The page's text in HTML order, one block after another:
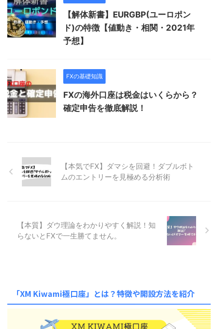
【解体新書】EURGBP(ユーロポン
ド)の特徴【値動き・相関・2021年
予想】
FXの基礎知識
FXの海外口座は税金はいくらから？
確定申告を徹底解説！
【本気でFX】ダマシを回避！ダブルボト
ムのエントリーを見極める分析術
【本質】ダウ理論をわかりやすく解説！知
らないとFXで一生勝てません。
「XM Kiwami極口座」とは？特徴や開設方法を紹介